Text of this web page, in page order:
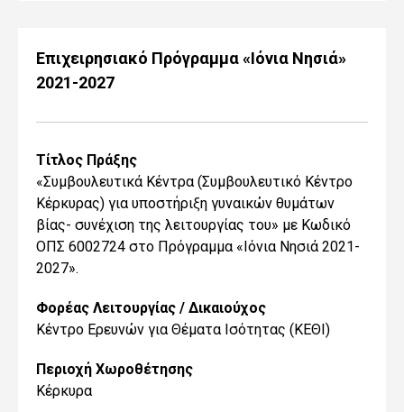
Επιχειρησιακό Πρόγραμμα «Ιόνια Νησιά»
2021-2027
Τίτλος Πράξης
«Συμβουλευτικά Κέντρα (Συμβουλευτικό Κέντρο
Κέρκυρας) για υποστήριξη γυναικών θυμάτων
βίας- συνέχιση της λειτουργίας του» με Κωδικό
ΟΠΣ 6002724 στο Πρόγραμμα «Ιόνια Νησιά 2021-
2027».
Φορέας Λειτουργίας / Δικαιούχος
Κέντρο Ερευνών για Θέματα Ισότητας (ΚΕΘΙ)
Περιοχή Χωροθέτησης
Kέρκυρα